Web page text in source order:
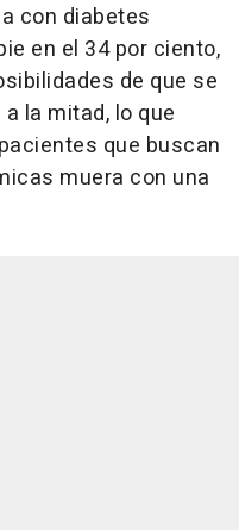
con diabetes
en el 34 por ciento,
de que se
la mitad, lo que
que buscan
muera con una